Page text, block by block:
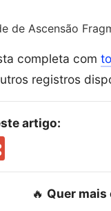
de Ascensão
completa com
registros
artigo:
🔥 Quer mais